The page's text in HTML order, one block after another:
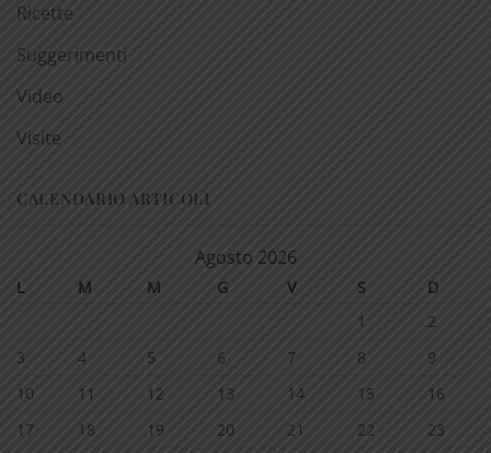
Ricette
Suggerimenti
Video
Visite
CALENDARIO ARTICOLI
Agosto 2026
L M M G V S
D
1
2
3
4 5 6 7 8
9
10
11 12 13 14 15
16
17
18 19 20 21 22
23